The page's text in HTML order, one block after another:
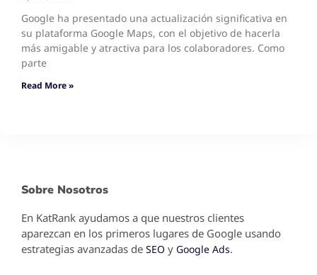
Google ha presentado una actualización significativa en
su plataforma Google Maps, con el objetivo de hacerla
más amigable y atractiva para los colaboradores. Como
parte
Read More »
Sobre Nosotros
En KatRank ayudamos a que nuestros clientes
aparezcan en los primeros lugares de Google usando
estrategias avanzadas de SEO y Google Ads.